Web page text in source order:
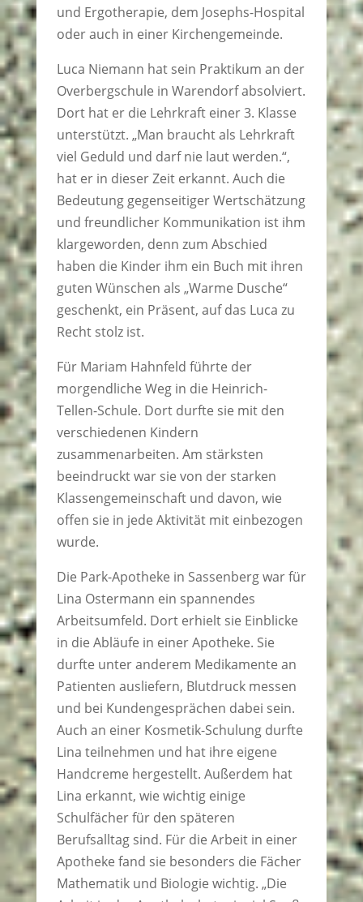
und Ergotherapie, dem Josephs-Hospital
oder auch in einer Kirchengemeinde.
Luca Niemann hat sein Praktikum an der
Overbergschule in Warendorf absolviert.
Dort hat er die Lehrkraft einer 3. Klasse
unterstützt. „Man braucht als Lehrkraft
viel Geduld und darf nie laut werden.“,
hat er in dieser Zeit erkannt. Auch die
Bedeutung gegenseitiger Wertschätzung
und freundlicher Kommunikation ist ihm
klargeworden, denn zum Abschied
haben die Kinder ihm ein Buch mit ihren
guten Wünschen als „Warme Dusche“
geschenkt, ein Präsent, auf das Luca zu
Recht stolz ist.
Für Mariam Hahnfeld führte der
morgendliche Weg in die Heinrich-
Tellen-Schule. Dort durfte sie mit den
verschiedenen Kindern
zusammenarbeiten. Am stärksten
beeindruckt war sie von der starken
Klassengemeinschaft und davon, wie
offen sie in jede Aktivität mit einbezogen
wurde.
Die Park-Apotheke in Sassenberg war für
Lina Ostermann ein spannendes
Arbeitsumfeld. Dort erhielt sie Einblicke
in die Abläufe in einer Apotheke. Sie
durfte unter anderem Medikamente an
Patienten ausliefern, Blutdruck messen
und bei Kundengesprächen dabei sein.
Auch an einer Kosmetik-Schulung durfte
Lina teilnehmen und hat ihre eigene
Handcreme hergestellt. Außerdem hat
Lina erkannt, wie wichtig einige
Schulfächer für den späteren
Berufsalltag sind. Für die Arbeit in einer
Apotheke fand sie besonders die Fächer
Mathematik und Biologie wichtig. „Die